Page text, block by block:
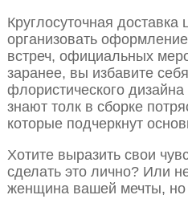
Круглосуточная доставка
организовать
встреч, официальных
заранее, вы избавите
флористического
знают толк в сборке
которые подчеркнут
Хотите выразить свои
сделать это лично? Или
женщина вашей мечты, но